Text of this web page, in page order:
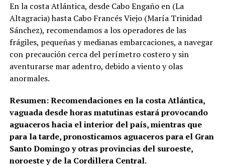
En la costa Atlántica, desde Cabo Engaño en (La
Altagracia) hasta Cabo Francés Viejo (María Trinidad
Sánchez), recomendamos a los operadores de las
frágiles, pequeñas y medianas embarcaciones, a navegar
con precaución cerca del perímetro costero y sin
aventurarse mar adentro, debido a viento y olas
anormales.
Resumen: Recomendaciones en la costa Atlántica,
vaguada desde horas matutinas estará provocando
aguaceros hacia el interior del país, mientras que
para la tarde, pronosticamos aguaceros para el Gran
Santo Domingo y otras provincias del suroeste,
noroeste y de la Cordillera Central.